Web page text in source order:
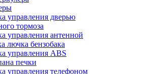
управления дверью
тормоза
управления антенной
лючка бензобака
управления ABS
печки
управления телефоном